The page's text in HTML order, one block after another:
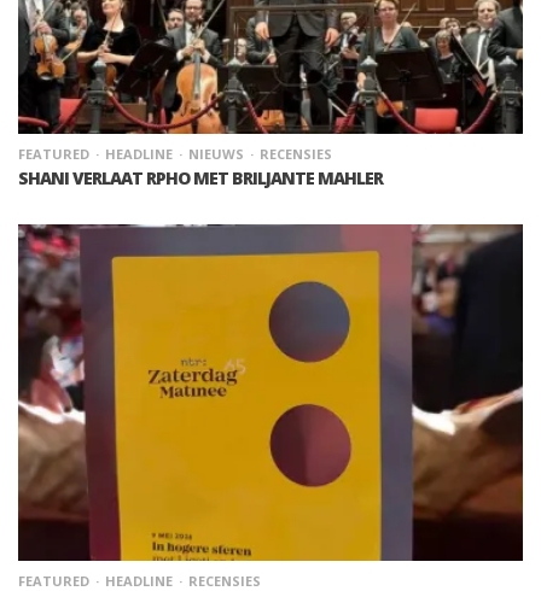
FEATURED HEADLINE NIEUWS RECENSIES
SHANI VERLAAT RPHO MET BRILJANTE MAHLER
FEATURED HEADLINE RECENSIES